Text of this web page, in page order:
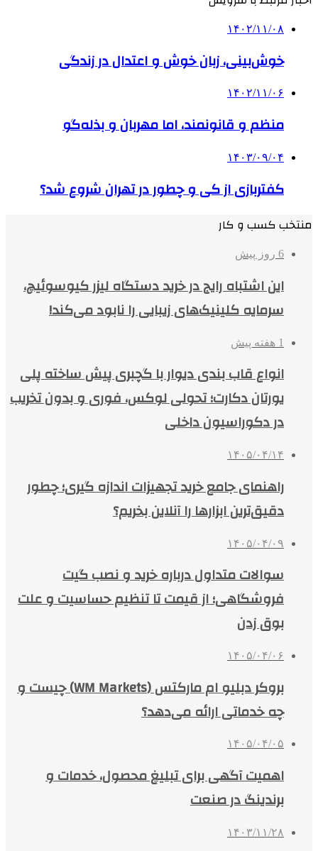
۱۴۰۲/۱۱/۰۸
خوش‌بینی، زبان خوش و اعتدال در زندگی
۱۴۰۲/۱۱/۰۶
منظم و قانونمند، اما مهربان و بذله‌گو
۱۴۰۳/۰۹/۰۴
کفتربازی از کی و چطور در تهران شروع شد؟
منتخب کسب و کار
6 روز پیش
این اشتباه رایج در خرید دستگاه لیزر کیوسوئیچ،
سرمایه کلینیک‌های زیبایی را نابود می‌کند!
1 هفته پیش
انواع قاب بندی دیوار با گچبری پیش ساخته پلی
یورتان دکارت؛ تحولی لوکس، فوری و بدون تخریب
در دکوراسیون داخلی
۱۴۰۵/۰۴/۱۴
راهنمای جامع خرید تجهیزات اندازه گیری؛ چطور
دقیق‌ترین ابزارها را آنلاین بخریم؟
۱۴۰۵/۰۴/۰۹
سوالات متداول درباره خرید و نصب گیت
فروشگاهی؛ از قیمت تا تنظیم حساسیت و علت
بوق زدن
۱۴۰۵/۰۴/۰۶
بروکر دبلیو ام مارکتس (WM Markets) چیست و
چه خدماتی ارائه می‌دهد؟
۱۴۰۵/۰۴/۰۵
اهمیت آگهی برای تبلیغ محصول، خدمات و
برندینگ در صنعت
۱۴۰۳/۱۱/۲۸